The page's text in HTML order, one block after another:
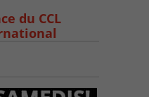
du CCL